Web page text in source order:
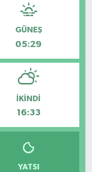
GÜNEŞ
05:29
İKINDI
16:33
YATSI